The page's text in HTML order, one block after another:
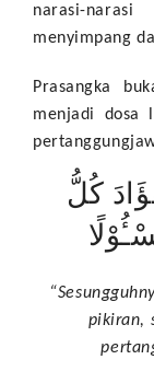
narasi-
menyimpang
Prasangka
menjadi dosa
كُلُّ
pikiran,